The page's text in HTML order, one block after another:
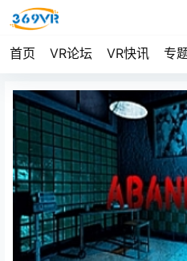
首页 VR论坛 VR快讯 专